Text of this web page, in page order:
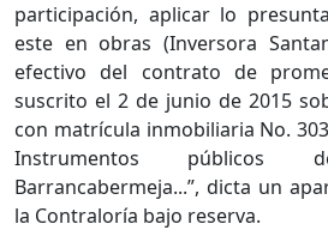
participación, aplicar lo
este en obras (Inversora
efectivo del contrato de
suscrito el 2 de junio de 2015
con matrícula inmobiliaria No.
Instrumentos
Barrancabermeja...”, dicta un
la Contraloría bajo reserva.